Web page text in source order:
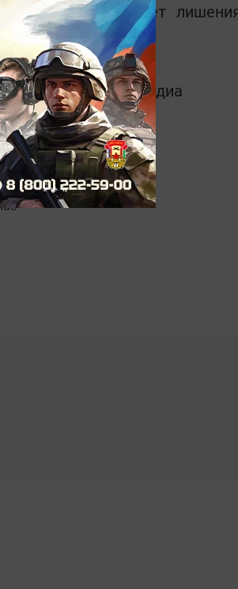
грозит до 20 лет
по РТ
каналеТатмедиа
MАХ: